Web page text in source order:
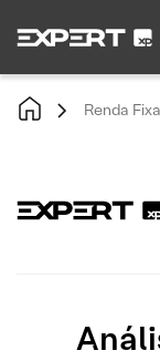
Renda Fixa